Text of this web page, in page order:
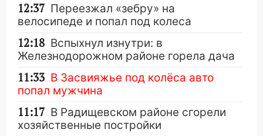
12:37 Переезжал «зебру» на
велосипеде и попал под колеса
12:18 Вспыхнул изнутри: в
Железнодорожном районе горела дача
11:33 В Засвияжье под колёса авто
попал мужчина
11:17 В Радищевском районе сгорели
хозяйственные постройки